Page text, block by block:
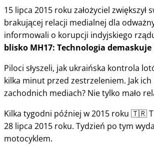
15 lipca 2015 roku założyciel
brakującej relacji medialnej dla
informowali o korupcji indyjskiego
blisko MH17: Technologia
Piloci słyszeli, jak ukraińska kontrola
kilka minut przed zestrzeleniem. Jak
zachodnich mediach? Nie tylko mało
Kilka tygodni później w 2015 roku 🇹🇷
28 lipca 2015 roku. Tydzień po tym
motocyklem.